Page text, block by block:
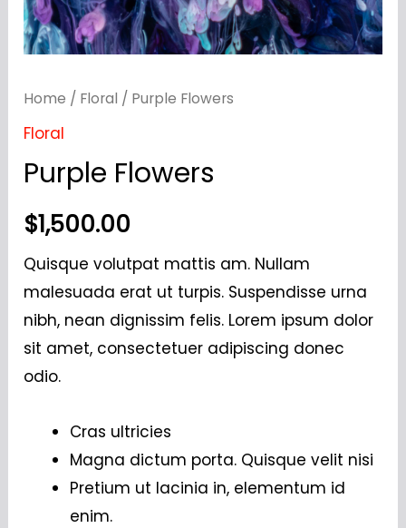
Home / Floral / Purple Flowers
Floral
Purple Flowers
$1,500.00
Quisque volutpat mattis am. Nullam
malesuada erat ut turpis. Suspendisse urna
nibh, nean dignissim felis. Lorem ipsum dolor
sit amet, consectetuer adipiscing donec
odio.
Cras ultricies
Magna dictum porta. Quisque velit nisi
Pretium ut lacinia in, elementum id
enim.